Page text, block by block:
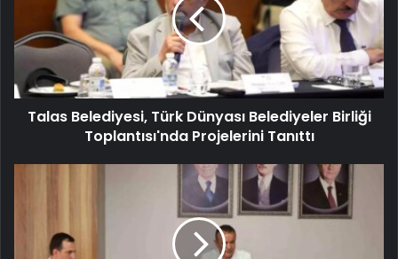
Talas Belediyesi, Türk Dünyası Belediyeler Birliği
Toplantısı'nda Projelerini Tanıttı